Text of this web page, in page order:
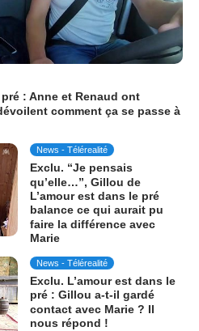
: Anne et Renaud ont
comment ça se passe à
News - Télérealité
Exclu. “Je pensais
qu’elle…”, Gillou de
L’amour est dans le pré
balance ce qui aurait pu
faire la différence avec
Marie
News - Télérealité
Exclu. L’amour est dans le
pré : Gillou a-t-il gardé
contact avec Marie ? Il
nous répond !